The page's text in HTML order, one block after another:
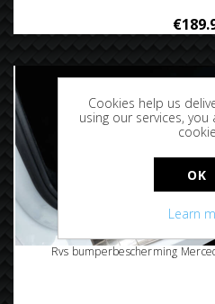
Rvs bumperbescherming
Cookies help us
using our services,
OK
Learn